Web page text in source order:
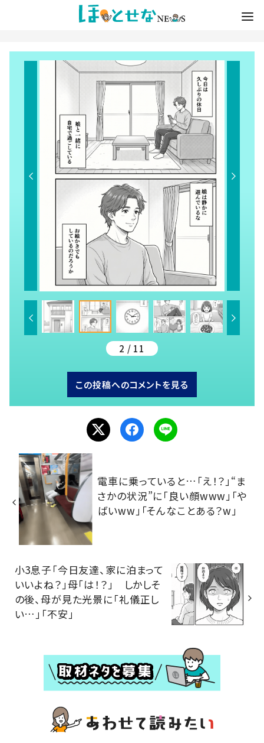
2 / 11
この投稿へのコメントを見る
電車に乗っていると…「え！？」“ま
さかの状況”に「良い顔www」「や
ばいww」「そんなことある？w」
小3息子「今日友達、家に泊まって
いいよね？」母「は！？」 しかしそ
の後、母が見た光景に「礼儀正し
い…」「不安」